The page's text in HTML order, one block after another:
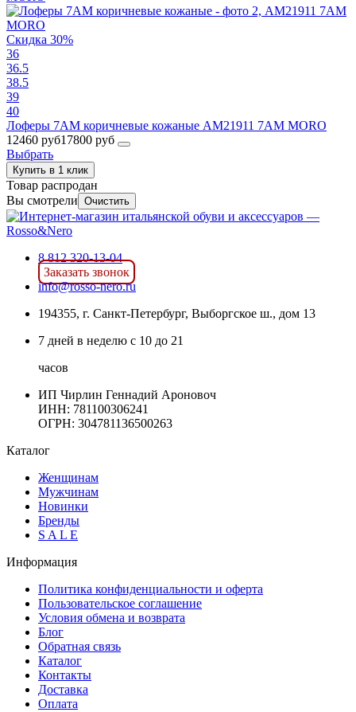
Скидка 30%
36
36.5
38.5
39
40
Лоферы 7AM коричневые кожаные AM21911 7AM MORO
12460 руб17800 руб
Выбрать
Купить в 1 клик
Товар распродан
Вы смотрели Очистить
8 812 320-13-04
Заказать звонок
info@rosso-nero.ru
194355, г. Санкт-Петербург, Выборгское ш., дом 13
7 дней в неделю с 10 до 21
часов
ИП Чирлин Геннадий Ароновоч
ИНН: 781100306241
ОГРН: 304781136500263
Каталог
Женщинам
Мужчинам
Новинки
Бренды
S A L E
Информация
Политика конфиденциальности и оферта
Пользовательское соглашение
Условия обмена и возврата
Блог
Обратная связь
Каталог
Контакты
Доставка
Оплата